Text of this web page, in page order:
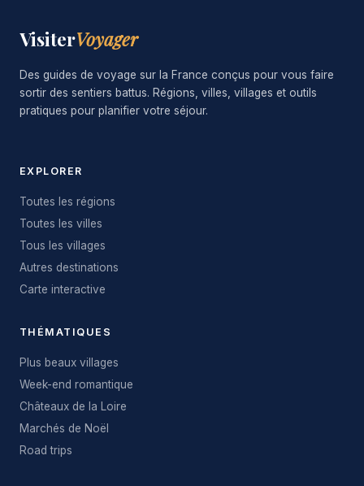
VisiterVoyager
Des guides de voyage sur la France conçus pour vous faire
sortir des sentiers battus. Régions, villes, villages et outils
pratiques pour planifier votre séjour.
EXPLORER
Toutes les régions
Toutes les villes
Tous les villages
Autres destinations
Carte interactive
THÉMATIQUES
Plus beaux villages
Week-end romantique
Châteaux de la Loire
Marchés de Noël
Road trips